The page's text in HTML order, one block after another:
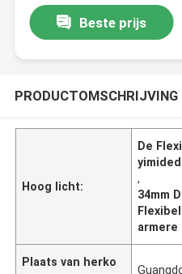
Beste prijs
PRODUCTOMSCHRIJVING
Hoog licht:
De
,
34mm
armere
Plaats van herko